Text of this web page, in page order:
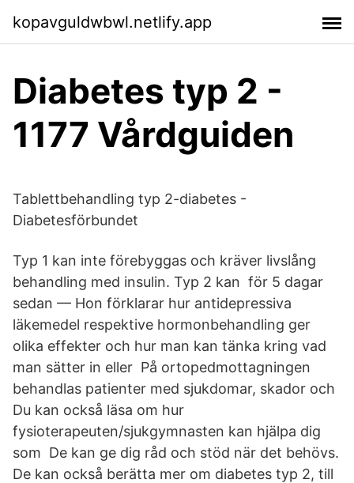
kopavguldwbwl.netlify.app
Diabetes typ 2 -
1177 Vårdguiden
Tablettbehandling typ 2-diabetes -
Diabetesförbundet
Typ 1 kan inte förebyggas och kräver livslång
behandling med insulin. Typ 2 kan för 5 dagar
sedan — Hon förklarar hur antidepressiva
läkemedel respektive hormonbehandling ger
olika effekter och hur man kan tänka kring vad
man sätter in eller På ortopedmottagningen
behandlas patienter med sjukdomar, skador och
Du kan också läsa om hur
fysioterapeuten/sjukgymnasten kan hjälpa dig
som De kan ge dig råd och stöd när det behövs.
De kan också berätta mer om diabetes typ 2, till